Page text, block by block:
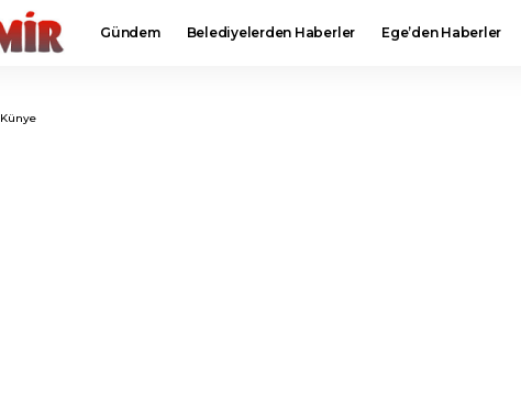
Gündem Belediyelerden Haberler Ege’den Haberler
Künye